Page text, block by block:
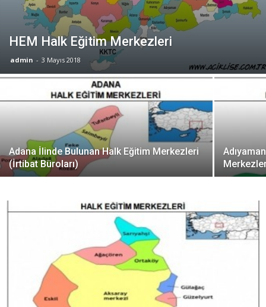
HEM Halk Eğitim Merkezleri
admin - 3 Mayıs 2018
Adana İlinde Bulunan Halk Eğitim Merkezleri
(İrtibat Büroları)